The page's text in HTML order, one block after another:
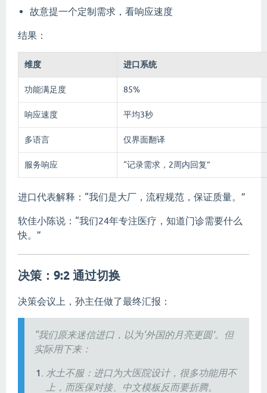
故意提一个定制需求，看响应速度
结果：
维度 进口系统
功能满足度 85%
响应速度 平均3秒
多语言 仅界面翻译
服务响应 “记录需求，2周内回复”
进口代表解释：“我们是大厂，流程规范，保证质量。”
软佳小陈说：“我们24年专注医疗，知道门诊需要什么
快。”
决策：9:2 通过切换
决策会议上，孙主任做了最终汇报：
“我们原来迷信进口，以为‘外国的月亮更圆’。但
实际用下来：
水土不服：进口为大医院设计，很多功能用不
上，而医保对接、中文模板反而要折腾。